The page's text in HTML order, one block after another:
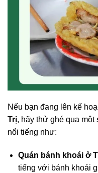
Nếu bạn đang lên kế
Trị, hãy thử ghé qua một
nổi tiếng như:
Quán bánh khoái ở
tiếng với bánh khoái